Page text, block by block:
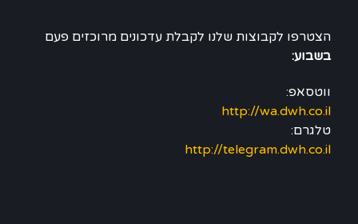
הצטרפו לקבוצות שלנו לקבלת עדכונים מרוכזים פעם
בשבוע:
ווטסאפ:
http://wa.dwh.co.il
טלגרם:
http://telegram.dwh.co.il